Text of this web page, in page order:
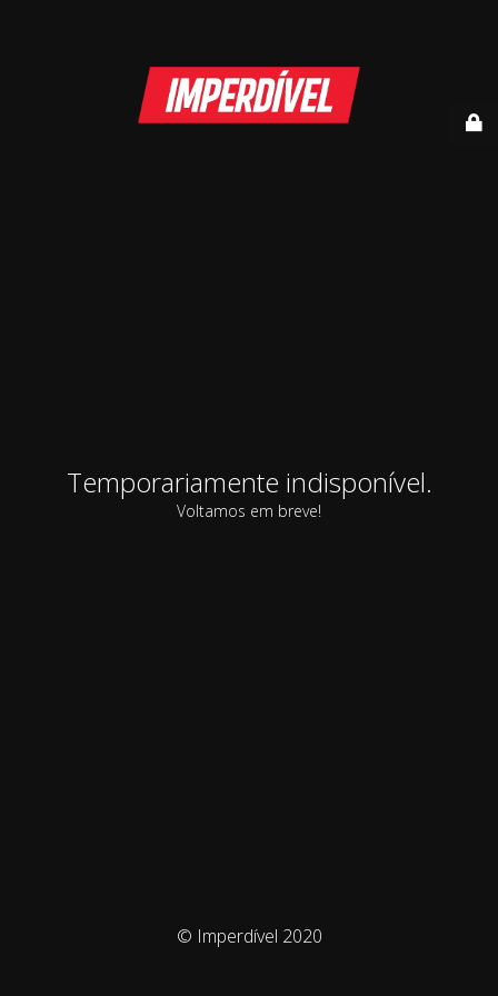
Temporariamente indisponível.
Voltamos em breve!
© Imperdível 2020